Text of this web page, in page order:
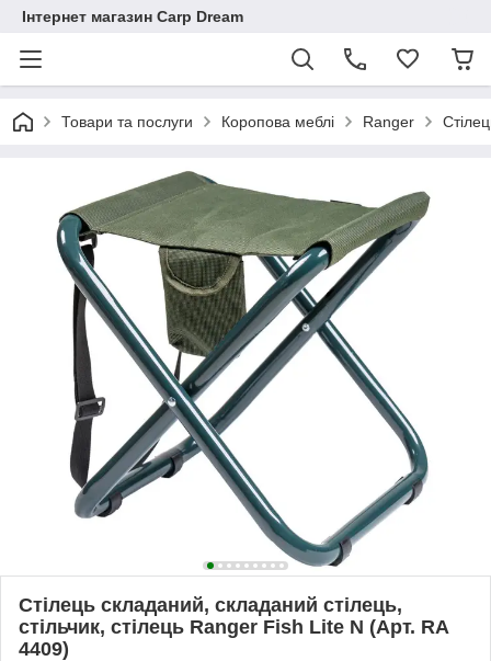
Інтернет магазин Carp Dream
Товари та послуги Коропова меблі Ranger
Стілець складаний, складаний стілець,
стільчик, стілець Ranger Fish Lite N (Арт. RA
4409)